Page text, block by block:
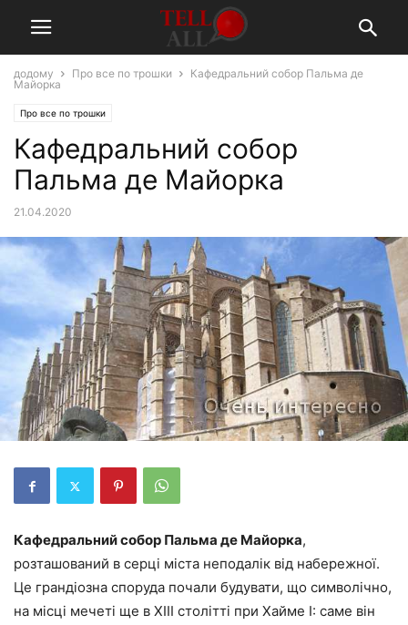
додому Про все по трошки
Кафедральний собор Пальма де
Майорка
Про все по трошки
Кафедральний собор
Пальма де Майорка
21.04.2020
Кафедральний собор Пальма де Майорка,
розташований в серці міста неподалік від набережної.
Це грандіозна споруда почали будувати, що символічно,
на місці мечеті ще в XIII столітті при Хайме I: саме він